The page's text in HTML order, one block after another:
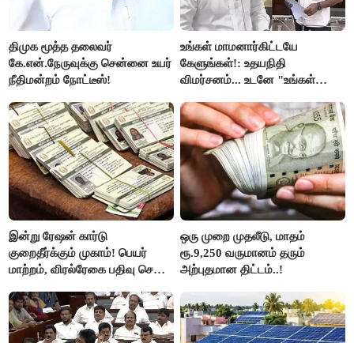
திமுக மூத்த தலைவர்
கே.என்.நேருவுக்கு சென்னை உயர்
நீதிமன்றம் நோட்டீஸ்!
உங்கள் மாமனார்கிட்டயே
கேளுங்கள்!: உதயநிதி
விமர்சனம்... உடனே "உங்கள்
ஆதவ் அர்ஜுனா பதிலடி!
இன்று ரேஷன் கார்டு
குறைதீர்க்கும் முகாம்! பெயர்
மாற்றம், விரல்ரேகை பதிவு செய்ய
ஒரு முறை முதலீடு, மாதம்
ரூ.9,250 வருமானம் தரும்
அற்புதமான திட்டம்..!